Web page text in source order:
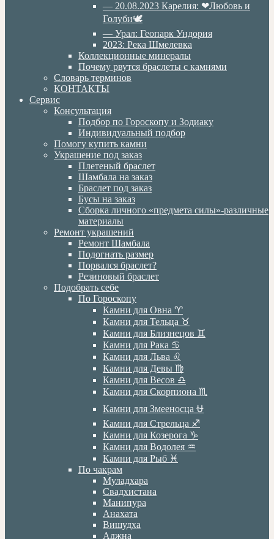
— 20.08.2023 Карелия: ❤Любовь и
Голуби🕊
— Урал: Геопарк Ундория
2023: Река Шмелевка
Коллекционные минералы
Почему рвутся браслеты с камнями
Словарь терминов
КОНТАКТЫ
Сервис
Консультация
Подбор по Гороскопу и Зодиаку
Индивидуальный подбор
Помогу купить камни
Украшение под заказ
Плетеный браслет
Шамбала на заказ
Браслет под заказ
Бусы на заказ
Сборка личного «предмета силы»-различные
материалы
Ремонт украшений
Ремонт Шамбала
Подогнать размер
Порвался браслет?
Резиновый браслет
Подобрать себе
По Гороскопу
Камни для Овна ♈️
Камни для Тельца ♉️
Камни для Близнецов ♊️
Камни для Рака ♋️
Камни для Льва ♌️
Камни для Девы ♍️
Камни для Весов ♎️
Камни для Скорпиона ♏️
Камни для Змееносца ⛎
Камни для Стрельца ♐️
Камни для Козерога ♑️
Камни для Водолея ♒️
Камни для Рыб ♓️
По чакрам
Муладхара
Свадхистана
Манипура
Анахата
Вишудха
Аджна